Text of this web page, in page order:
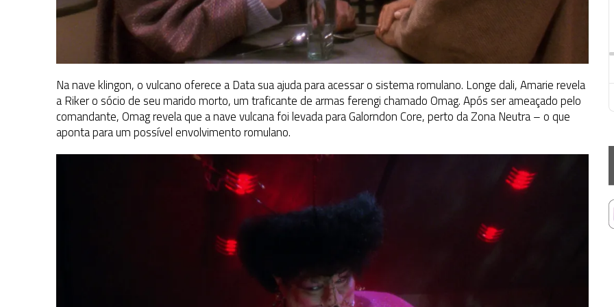
Na nave klingon, o vulcano oferece a Data sua ajuda para acessar o sistema romulano. Longe dali, Amarie revela
a Riker o sócio de seu marido morto, um traficante de armas ferengi chamado Omag. Após ser ameaçado pelo
comandante, Omag revela que a nave vulcana foi levada para Galorndon Core, perto da Zona Neutra – o que
aponta para um possível envolvimento romulano.